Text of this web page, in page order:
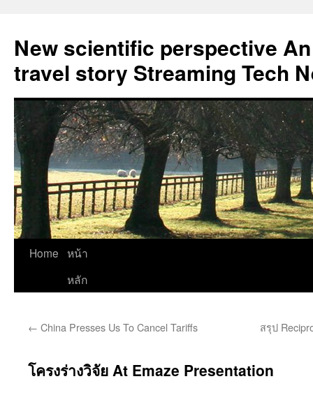
New scientific perspective
travel story Streaming Tech
Skip
Home หน้า
หลัก
← China Presses Us To Cancel Tariffs สรุป
โครงร่างวิจัย At Emaze Presentation